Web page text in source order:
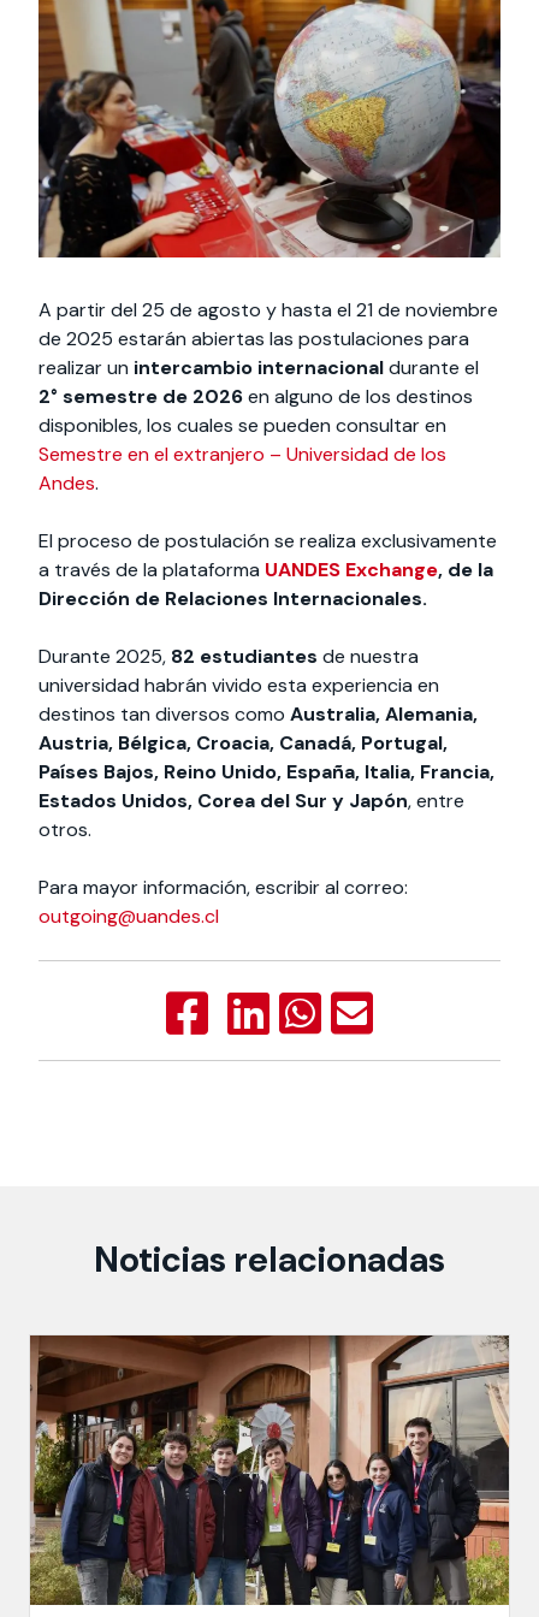
cursos
Especialidades y
estadías
Te puede
interesar:
International
students
Facultades
interesar:
2025
vinculación con la
sociedad
Extensión Cultural
Te puede interesar:Filantropía y Donaciones
intercambio
Servicios y apoyos
Te puede
interesar:
Explora el campus
Uandes
Noticias
estudiantiles
A partir del 25 de agosto y hasta el 21 de noviembre
de 2025 estarán abiertas las postulaciones para
realizar un intercambio internacionaldurante el
2° semestre de 2026en alguno de los destinos
disponibles, los cuales se pueden consultar en
Semestre en el extranjero – Universidad de los
Andes.
El proceso de postulación se realiza exclusivamente
a través de la plataforma UANDES Exchange, de la
Dirección de Relaciones Internacionales.
Durante 2025, 82 estudiantes de nuestra
universidad habrán vivido esta experiencia en
destinos tan diversos como Australia, Alemania,
Austria, Bélgica, Croacia, Canadá, Portugal,
Países Bajos, Reino Unido, España, Italia, Francia,
Estados Unidos, Corea del Sur y Japón, entre
otros.
Para mayor información, escribir al correo:
outgoing@uandes.cl
Noticias relacionadas